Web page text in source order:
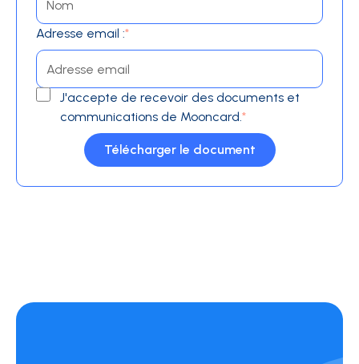
Adresse email :*
J'accepte de recevoir des documents et
communications de Mooncard.*
Télécharger le document